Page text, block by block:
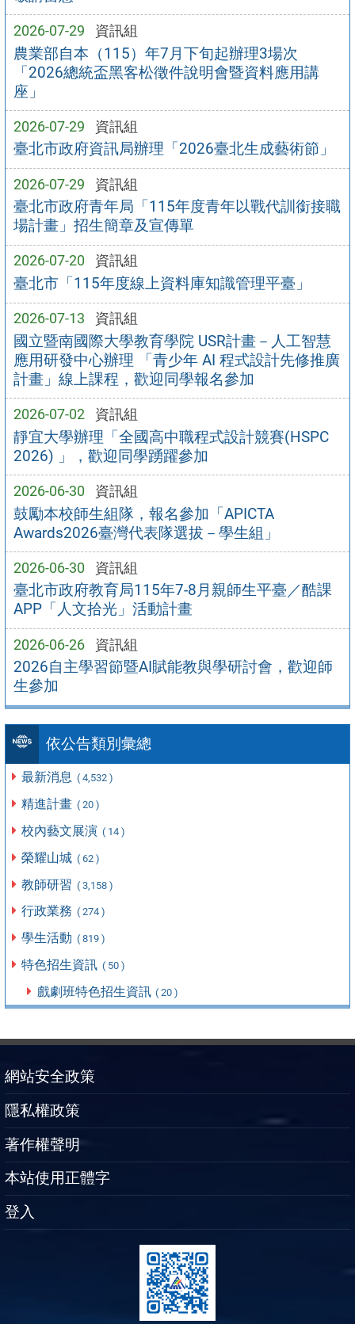
2026-07-29 資訊組
農業部自本（115）年7月下旬起辦理3場次
「2026總統盃黑客松徵件說明會暨資料應用講
座」
2026-07-29 資訊組
臺北市政府資訊局辦理「2026臺北生成藝術節」
2026-07-29 資訊組
臺北市政府青年局「115年度青年以戰代訓銜接職
場計畫」招生簡章及宣傳單
2026-07-20 資訊組
臺北市「115年度線上資料庫知識管理平臺」
2026-07-13 資訊組
國立暨南國際大學教育學院 USR計畫－人工智慧
應用研發中心辦理 「青少年 AI 程式設計先修推廣
計畫」線上課程，歡迎同學報名參加
2026-07-02 資訊組
靜宜大學辦理「全國高中職程式設計競賽(HSPC
2026) 」，歡迎同學踴躍參加
2026-06-30 資訊組
鼓勵本校師生組隊，報名參加「APICTA
Awards2026臺灣代表隊選拔－學生組」
2026-06-30 資訊組
臺北市政府教育局115年7-8月親師生平臺／酷課
APP「人文拾光」活動計畫
2026-06-26 資訊組
2026自主學習節暨AI賦能教與學研討會，歡迎師
生參加
依公告類別彙總
最新消息 ( 4,532 )
精進計畫 ( 20 )
校內藝文展演 ( 14 )
榮耀山城 ( 62 )
教師研習 ( 3,158 )
行政業務 ( 274 )
學生活動 ( 819 )
特色招生資訊 ( 50 )
戲劇班特色招生資訊 ( 20 )
網站安全政策
隱私權政策
著作權聲明
本站使用正體字
登入